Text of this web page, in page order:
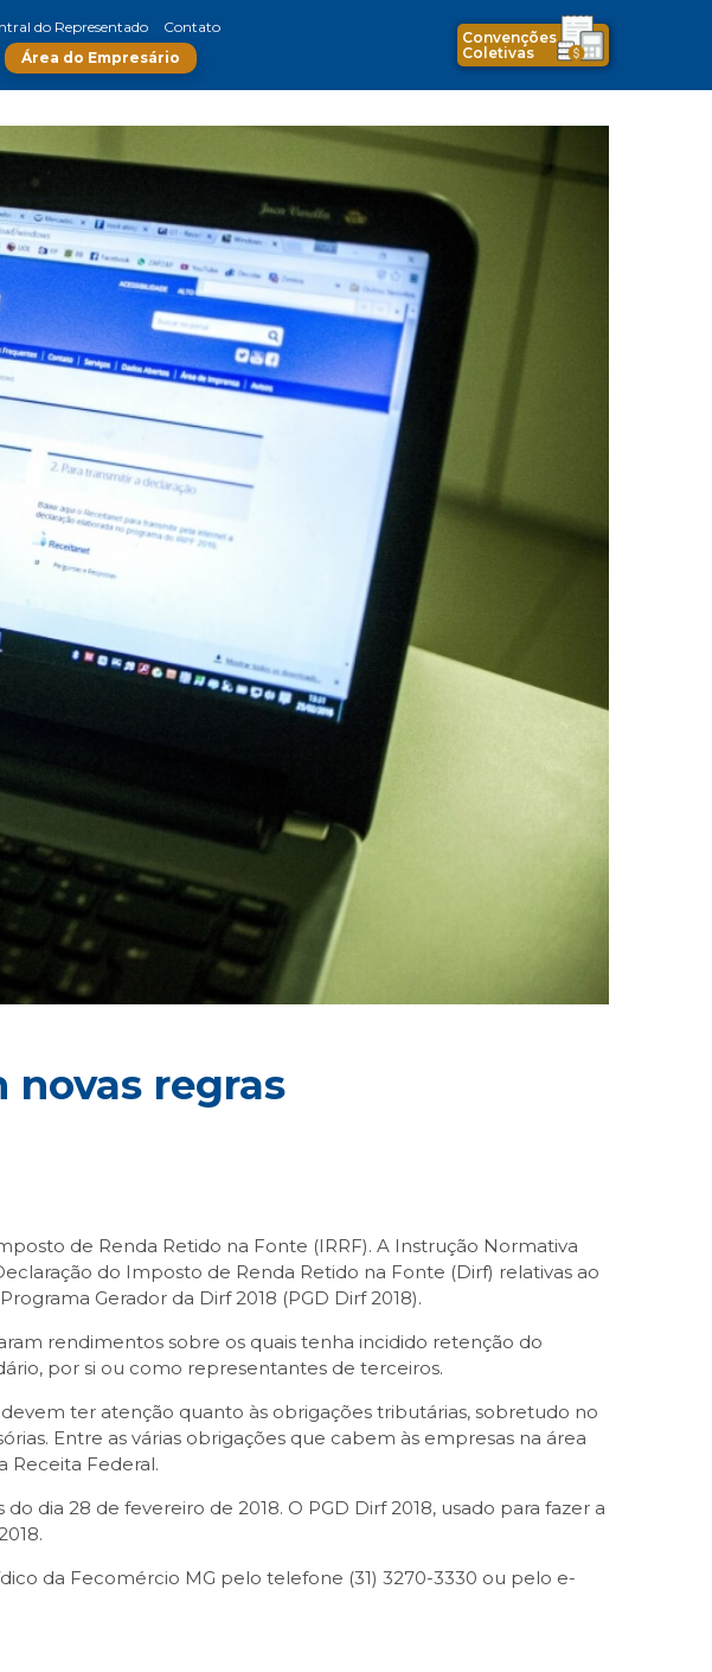
do Representado
Contato
Área do Empresário
Convenções
Coletivas
novas regras
de Renda Retido na Fonte (IRRF). A Instrução Normativa
do Imposto de Renda Retido na Fonte (Dirf) relativas ao
Gerador da Dirf 2018 (PGD Dirf 2018).
rendimentos sobre os quais tenha incidido retenção do
por si ou como representantes de terceiros.
ter atenção quanto às obrigações tributárias, sobretudo no
Entre as várias obrigações que cabem às empresas na área
Receita Federal.
dia 28 de fevereiro de 2018. O PGD Dirf 2018, usado para fazer a
da Fecomércio MG pelo telefone (31) 3270-3330 ou pelo e-